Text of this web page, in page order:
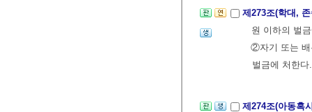
제273조(학대,
원 이하의 벌
②자기 또는 배
벌금에 처한
제274조(아동혹